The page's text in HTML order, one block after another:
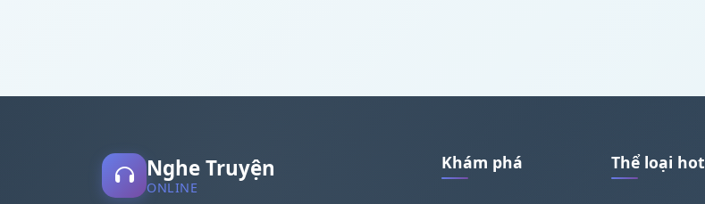
Nghe Truyện
ONLINE
Khám phá Thể loại hot